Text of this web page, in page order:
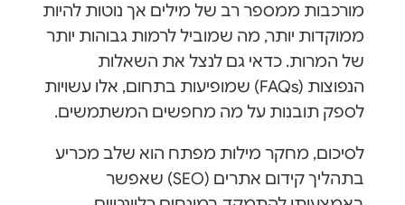
מורכבות ממספר רב של מילים אך נוטות להיות
ממוקדות יותר, מה שמוביל לרמות גבוהות יותר
של המרות. כדאי גם לנצל את השאלות
הנפוצות (FAQs) שמופיעות בתחום, אלו עשויות
לספק תובנות על מה מחפשים המשתמשים.
לסיכום, מחקר מילות מפתח הוא שלב מכריע
בתהליך קידום אתרים (SEO) שאפשר